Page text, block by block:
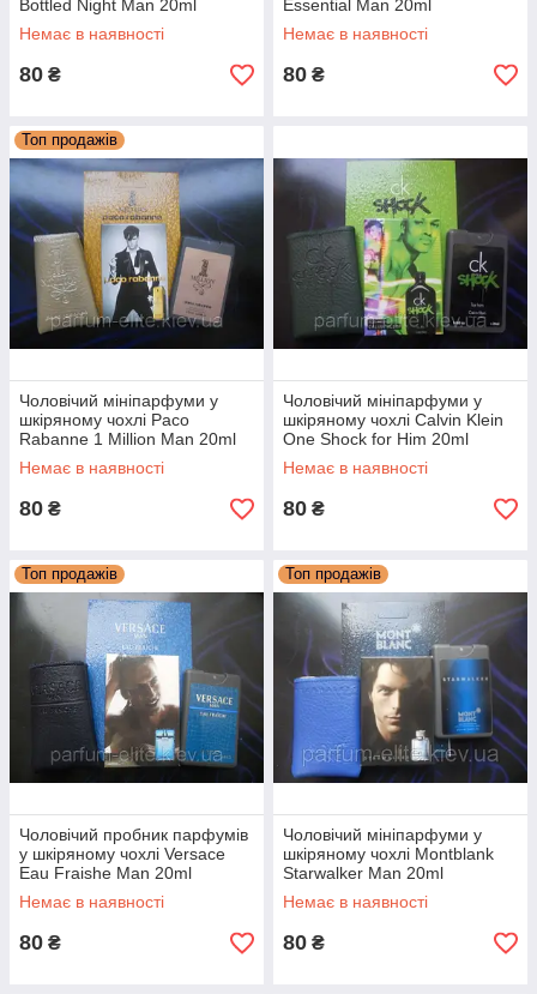
Bottled Night Man 20ml
Немає в наявності
80 ₴
Essential Man 20ml
Немає в наявності
80 ₴
Топ продажів
Чоловічий мініпарфуми у
шкіряному чохлі Paco
Rabanne 1 Million Man 20ml
Немає в наявності
80 ₴
Чоловічий мініпарфуми у
шкіряному чохлі Calvin Klein
One Shock for Him 20ml
Немає в наявності
80 ₴
Топ продажів
Чоловічий пробник парфумів
у шкіряному чохлі Versace
Eau Fraishe Man 20ml
Немає в наявності
80 ₴
Топ продажів
Чоловічий мініпарфуми у
шкіряному чохлі Montblank
Starwalker Man 20ml
Немає в наявності
80 ₴